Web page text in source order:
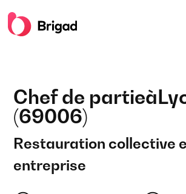
Chef de partieà
(69006)
Restauration collective
entreprise